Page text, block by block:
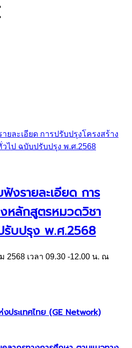
งรายละเอียด การ
หลักสูตรหมวดวิชา
บปรุง พ.ศ.2568
2568 เวลา 09.30 -12.00 น. ณ
ประเทศไทย (GE Network)​